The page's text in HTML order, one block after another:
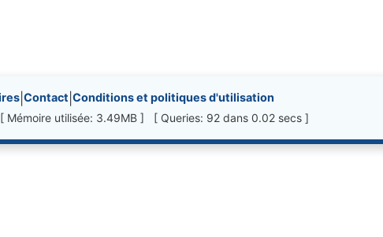
Contact Conditions et politiques d'utilisation
utilisée: 3.49MB ] [ Queries: 92 dans 0.02 secs ]